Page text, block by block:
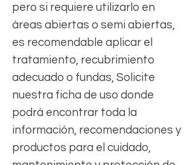
pero si requiere utilizarlo en
áreas abiertas o semi abiertas,
es recomendable aplicar el
tratamiento, recubrimiento
adecuado o fundas, Solicite
nuestra ficha de uso donde
podrá encontrar toda la
información, recomendaciones y
productos para el cuidado,